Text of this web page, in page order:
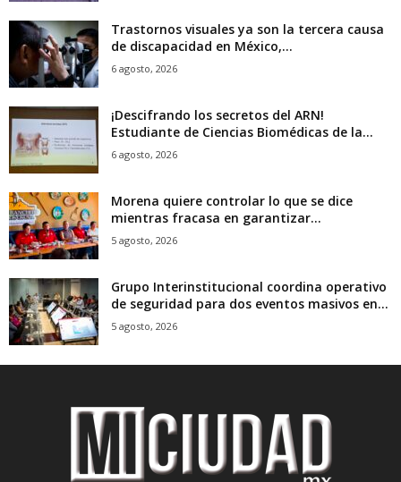
Trastornos visuales ya son la tercera causa
de discapacidad en México,...
6 agosto, 2026
¡Descifrando los secretos del ARN!
Estudiante de Ciencias Biomédicas de la...
6 agosto, 2026
Morena quiere controlar lo que se dice
mientras fracasa en garantizar...
5 agosto, 2026
Grupo Interinstitucional coordina operativo
de seguridad para dos eventos masivos en...
5 agosto, 2026